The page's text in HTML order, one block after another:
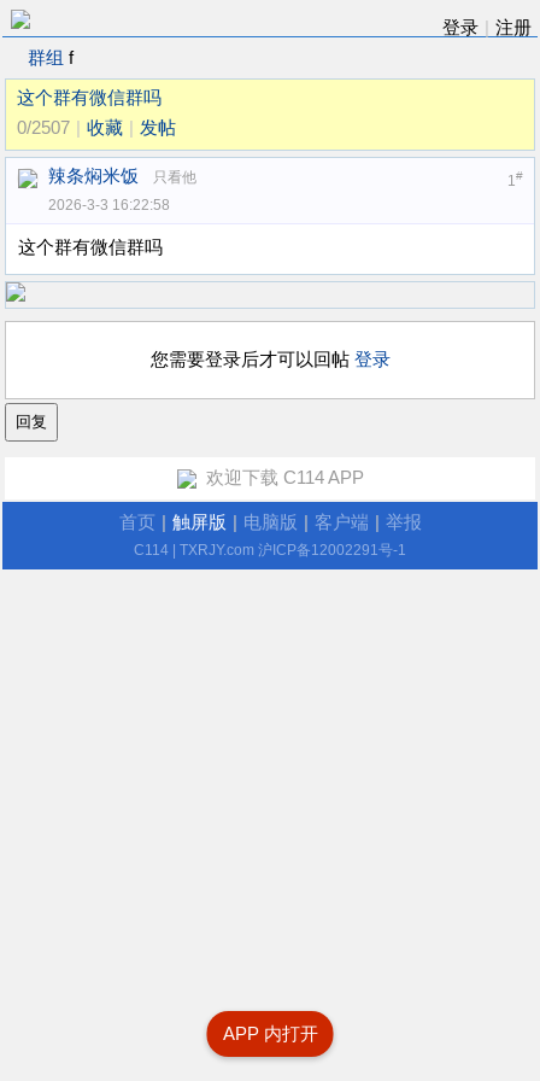
登录
注册
群组 f
这个群有微信群吗
0/2507
收藏 发帖
1#
辣条焖米饭
只看他
2026-3-3 16:22:58
这个群有微信群吗
您需要登录后才可以回帖 登录
APP 内打开
欢迎下载 C114 APP
首页 触屏版 电脑版 客户端 举报
C114 | TXRJY.com 沪ICP备12002291号-1